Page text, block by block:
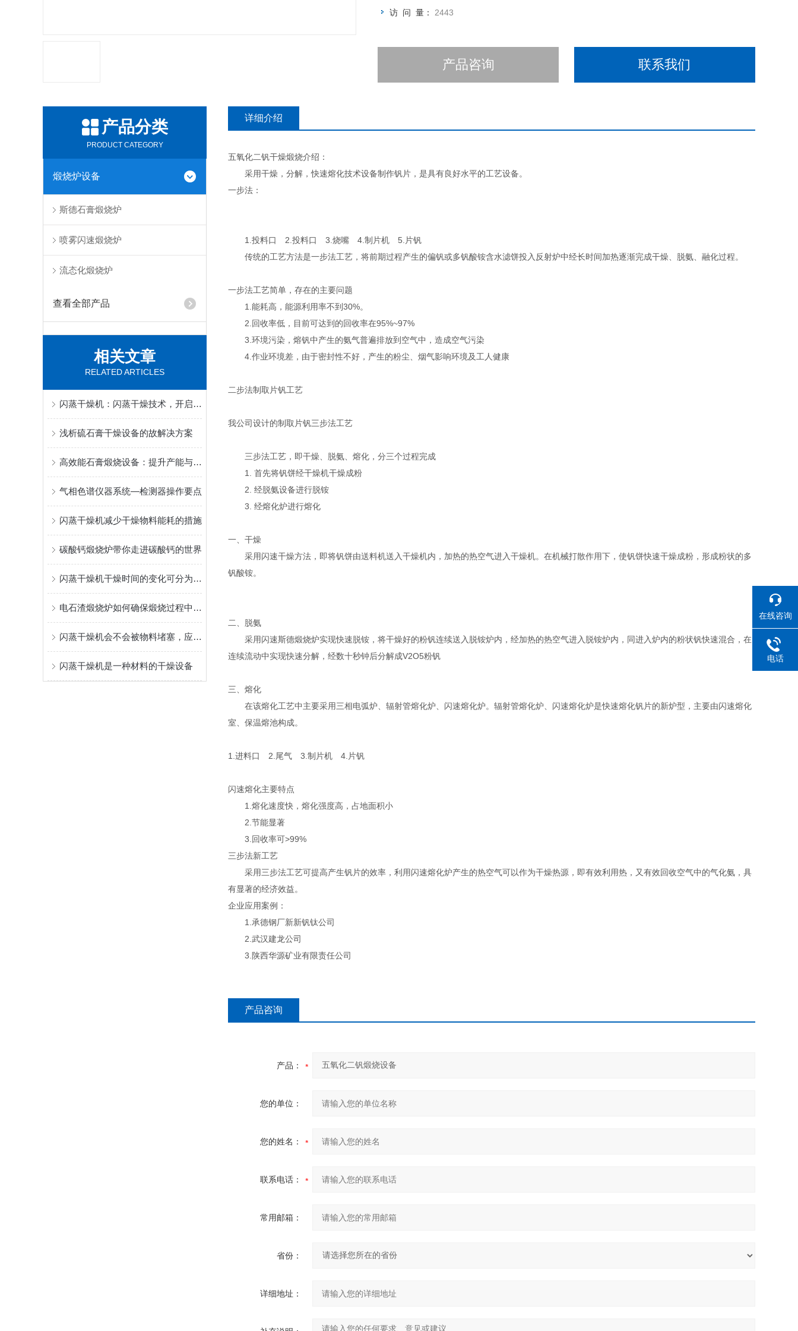
访 问 量： 2443
产品咨询 联系我们
产品分类
PRODUCT CATEGORY
煅烧炉设备
斯德石膏煅烧炉
喷雾闪速煅烧炉
流态化煅烧炉
查看全部产品
相关文章
RELATED ARTICLES
闪蒸干燥机：闪蒸干燥技术，开启高效节能的干燥新篇章
浅析硫石膏干燥设备的故解决方案
高效能石膏煅烧设备：提升产能与品质的关键
气相色谱仪器系统—检测器操作要点
闪蒸干燥机减少干燥物料能耗的措施
碳酸钙煅烧炉带你走进碳酸钙的世界
闪蒸干燥机干燥时间的变化可分为四个阶段
电石渣煅烧炉如何确保煅烧过程中的烟气符合环保要求
闪蒸干燥机会不会被物料堵塞，应如何预防及处理
闪蒸干燥机是一种材料的干燥设备
详细介绍
五氧化二钒干燥煅烧介绍：
采用干燥，分解，快速熔化技术设备制作钒片，是具有良好水平的工艺设备。
一步法：
1.投料口 2.投料口 3.烧嘴 4.制片机 5.片钒
传统的工艺方法是一步法工艺，将前期过程产生的偏钒或多钒酸铵含水滤饼投入反射炉中经长时间加热逐渐完成干燥、脱氨、融化过程。
一步法工艺简单，存在的主要问题
1.能耗高，能源利用率不到30%。
2.回收率低，目前可达到的回收率在95%~97%
3.环境污染，熔钒中产生的氨气普遍排放到空气中，造成空气污染
4.作业环境差，由于密封性不好，产生的粉尘、烟气影响环境及工人健康
二步法制取片钒工艺
我公司设计的制取片钒三步法工艺
三步法工艺，即干燥、脱氨、熔化，分三个过程完成
1. 首先将钒饼经干燥机干燥成粉
2. 经脱氨设备进行脱铵
3. 经熔化炉进行熔化
一、干燥
采用闪速干燥方法，即将钒饼由送料机送入干燥机内，加热的热空气进入干燥机。在机械打散作用下，使钒饼快速干燥成粉，形成粉状的多
钒酸铵。
二、脱氨
采用闪速斯德煅烧炉实现快速脱铵，将干燥好的粉钒连续送入脱铵炉内，经加热的热空气进入脱铵炉内，同进入炉内的粉状钒快速混合，在
连续流动中实现快速分解，经数十秒钟后分解成V2O5粉钒
三、熔化
在该熔化工艺中主要采用三相电弧炉、辐射管熔化炉、闪速熔化炉。辐射管熔化炉、闪速熔化炉是快速熔化钒片的新炉型，主要由闪速熔化
室、保温熔池构成。
1.进料口 2.尾气 3.制片机 4.片钒
闪速熔化主要特点
1.熔化速度快，熔化强度高，占地面积小
2.节能显著
3.回收率可>99%
三步法新工艺
采用三步法工艺可提高产生钒片的效率，利用闪速熔化炉产生的热空气可以作为干燥热源，即有效利用热，又有效回收空气中的气化氨，具
有显著的经济效益。
企业应用案例：
1.承德钢厂新新钒钛公司
2.武汉建龙公司
3.陕西华源矿业有限责任公司
产品咨询
产品：
您的单位：
您的姓名：
联系电话：
常用邮箱：
省份：
详细地址：
在线咨询
电话